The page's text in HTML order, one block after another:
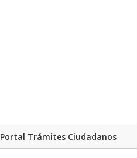
Portal Trámites Ciudadanos